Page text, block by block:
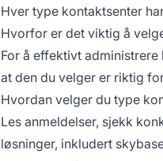
Hver type kontaktsenter
Hvorfor er det viktig å
For å effektivt
at den du velger er riktig
Hvordan velger du type
Les anmeldelser, sjekk
løsninger, inkludert